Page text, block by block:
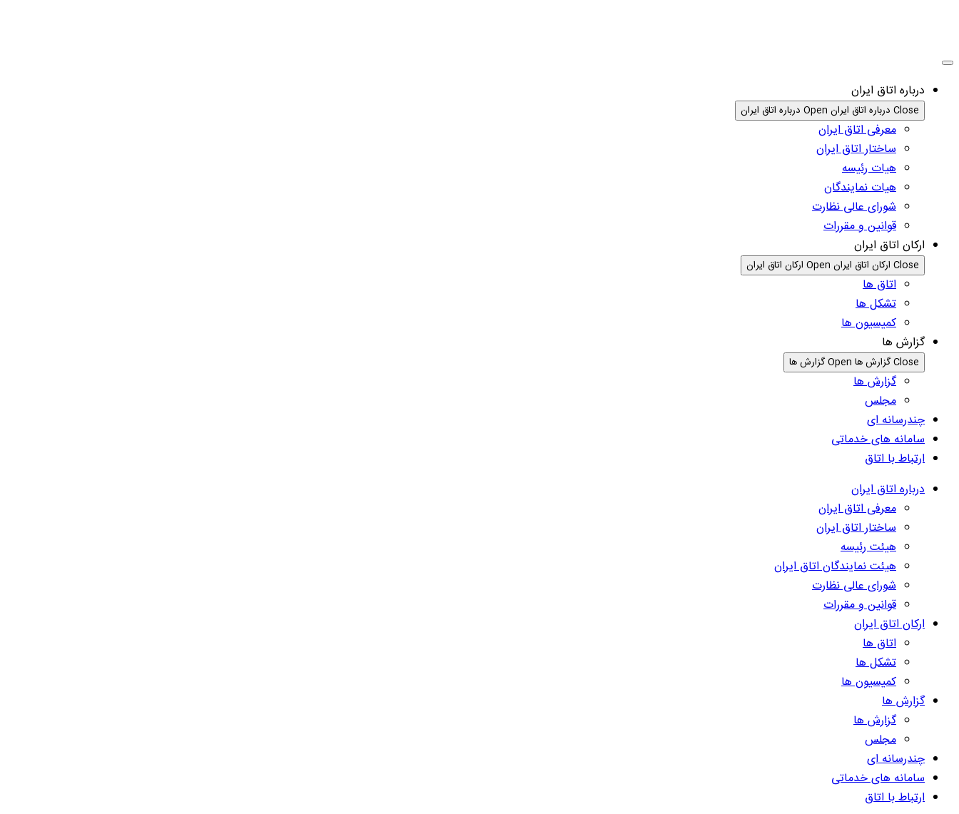
درباره اتاق ایران
Close درباره اتاق ایران Open درباره اتاق ایران
معرفی اتاق ایران
ساختار اتاق ایران
هیات رئیسه
هیات نمایندگان
شورای عالی نظارت
قوانین و مقررات
ارکان اتاق ایران
Close ارکان اتاق ایران Open ارکان اتاق ایران
اتاق ها
تشکل ها
کمیسیون ها
گزارش ها
Close گزارش ها Open گزارش ها
گزارش ها
مجلس
چندرسانه ای
سامانه های خدماتی
ارتباط با اتاق
درباره اتاق ایران
معرفی اتاق ایران
ساختار اتاق ایران
هیئت رئیسه
هیئت نمایندگان اتاق ایران
شورای عالی نظارت
قوانین و مقررات
ارکان اتاق ایران
اتاق ها
تشکل ها
کمیسیون ها
گزارش ها
گزارش ها
مجلس
چندرسانه ای
سامانه های خدماتی
ارتباط با اتاق